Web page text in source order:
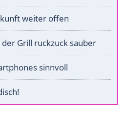
weiter offen
Grill ruckzuck sauber
sinnvoll